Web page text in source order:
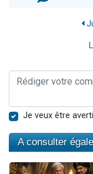
Je veux être
A consulter